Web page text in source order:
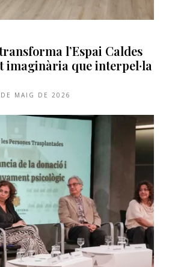
l’Espai Caldes
imaginària que interpel·la
MAIG DE 2026